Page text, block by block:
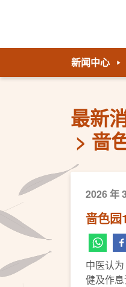
新闻中心
最新
啬
2026 年
啬色园
中医认
健及作